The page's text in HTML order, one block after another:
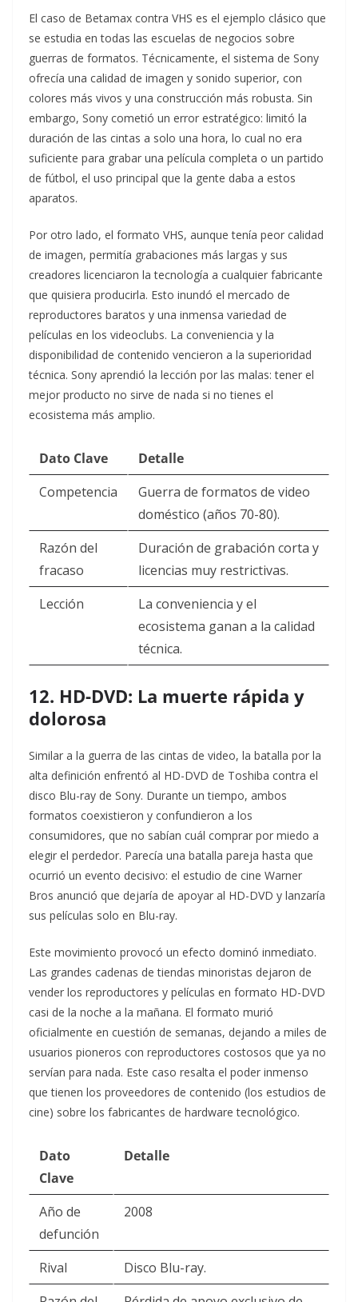
El caso de Betamax contra VHS es el ejemplo clásico que
se estudia en todas las escuelas de negocios sobre
guerras de formatos. Técnicamente, el sistema de Sony
ofrecía una calidad de imagen y sonido superior, con
colores más vivos y una construcción más robusta. Sin
embargo, Sony cometió un error estratégico: limitó la
duración de las cintas a solo una hora, lo cual no era
suficiente para grabar una película completa o un partido
de fútbol, el uso principal que la gente daba a estos
aparatos.
Por otro lado, el formato VHS, aunque tenía peor calidad
de imagen, permitía grabaciones más largas y sus
creadores licenciaron la tecnología a cualquier fabricante
que quisiera producirla. Esto inundó el mercado de
reproductores baratos y una inmensa variedad de
películas en los videoclubs. La conveniencia y la
disponibilidad de contenido vencieron a la superioridad
técnica. Sony aprendió la lección por las malas: tener el
mejor producto no sirve de nada si no tienes el
ecosistema más amplio.
Dato Clave
Detalle
Competencia
Guerra de formatos de video
doméstico (años 70-80).
Razón del
fracaso
Duración de grabación corta y
licencias muy restrictivas.
Lección
La conveniencia y el
ecosistema ganan a la calidad
técnica.
12. HD-DVD: La muerte rápida y
dolorosa
Similar a la guerra de las cintas de video, la batalla por la
alta definición enfrentó al HD-DVD de Toshiba contra el
disco Blu-ray de Sony. Durante un tiempo, ambos
formatos coexistieron y confundieron a los
consumidores, que no sabían cuál comprar por miedo a
elegir el perdedor. Parecía una batalla pareja hasta que
ocurrió un evento decisivo: el estudio de cine Warner
Bros anunció que dejaría de apoyar al HD-DVD y lanzaría
sus películas solo en Blu-ray.
Este movimiento provocó un efecto dominó inmediato.
Las grandes cadenas de tiendas minoristas dejaron de
vender los reproductores y películas en formato HD-DVD
casi de la noche a la mañana. El formato murió
oficialmente en cuestión de semanas, dejando a miles de
usuarios pioneros con reproductores costosos que ya no
servían para nada. Este caso resalta el poder inmenso
que tienen los proveedores de contenido (los estudios de
cine) sobre los fabricantes de hardware tecnológico.
Dato
Clave
Detalle
Año de
defunción
2008
Rival
Disco Blu-ray.